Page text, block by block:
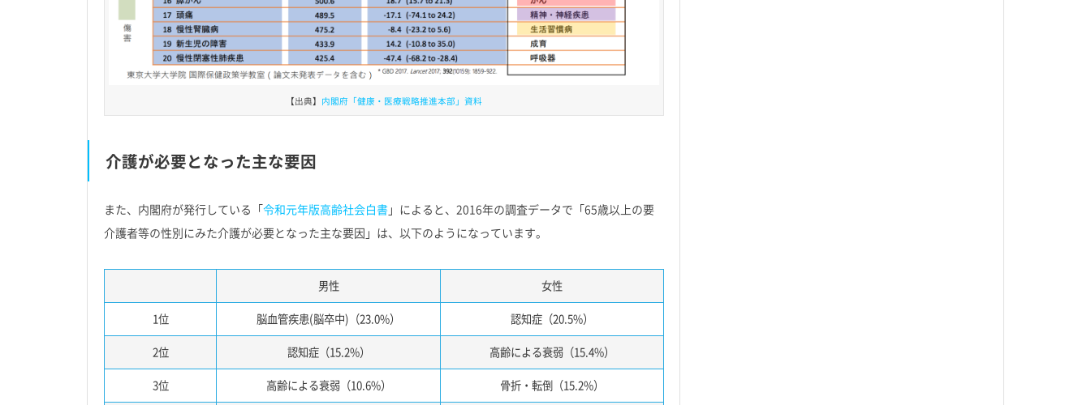
【出典】 内閣府「健康・医療戦略推進本部」資料
介護が必要となった主な要因
また、内閣府が発行している「令和元年版高齢社会白書 」によると、2016年の調査データで「65歳以上の要
介護者等の性別にみた介護が必要となった主な要因」は、以下のようになっています。
男性 女性
1位 脳血管疾患(脳卒中)（23.0%） 認知症（20.5%）
2位 認知症（15.2%） 高齢による衰弱（15.4%）
3位 高齢による衰弱（10.6%） 骨折・転倒（15.2%）